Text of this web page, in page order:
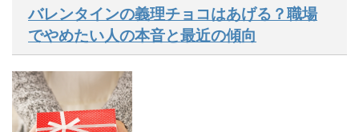
バレンタインの義理チョコはあげる？職場
でやめたい人の本音と最近の傾向